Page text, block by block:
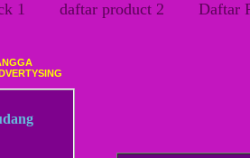
1 daftar product 2 Daftar